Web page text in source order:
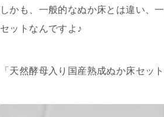
しかも、一般的なぬか床とは違い、
セットなんですよ♪
「天然酵母入り国産熟成ぬか床セッ